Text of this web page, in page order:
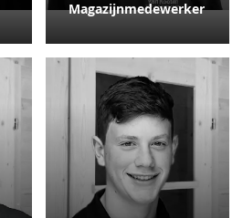
Magazijnmedewerker